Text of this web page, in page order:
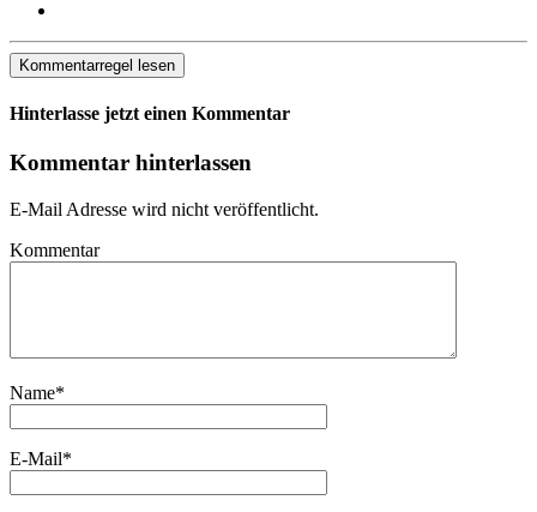
Kommentarregel lesen
Hinterlasse jetzt einen Kommentar
Kommentar hinterlassen
E-Mail Adresse wird nicht veröffentlicht.
Kommentar
Name*
E-Mail*